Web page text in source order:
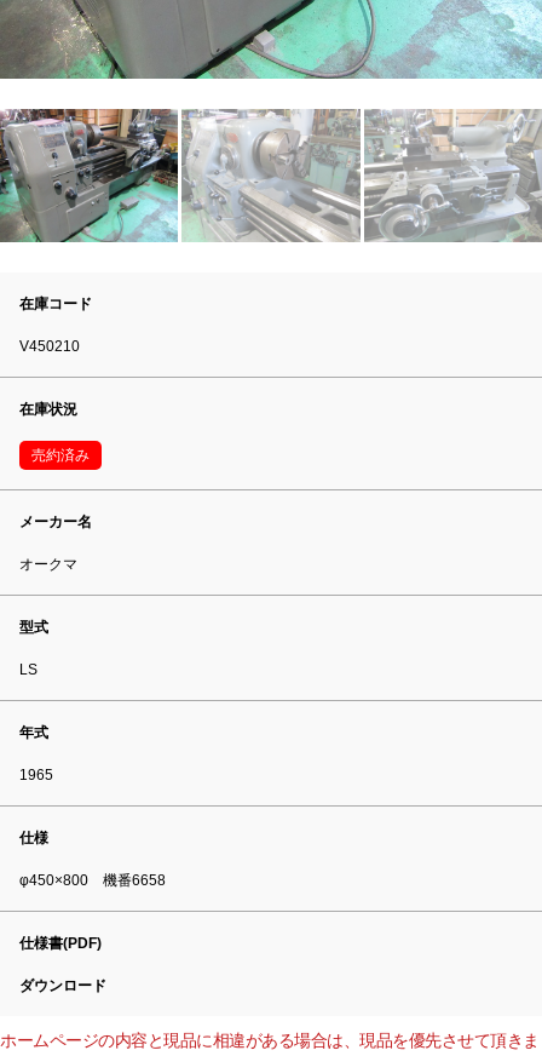
在庫コード
V450210
在庫状況
売約済み
メーカー名
オークマ
型式
LS
年式
1965
仕様
φ450×800 機番6658
仕様書(PDF)
ダウンロード
ホームページの内容と現品に相違がある場合は、現品を優先させて頂きま